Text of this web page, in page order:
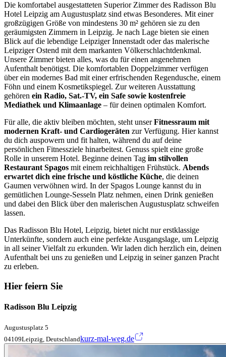
Die komfortabel ausgestatteten Superior Zimmer des Radisson Blu
Hotel Leipzig am Augustusplatz sind etwas Besonderes. Mit einer
großzügigen Größe von mindestens 30 m² gehören sie zu den
geräumigsten Zimmern in Leipzig. Je nach Lage bieten sie einen
Blick auf die lebendige Leipziger Innenstadt oder das malerische
Leipziger Ostend mit dem markanten Völkerschlachtdenkmal.
Unsere Zimmer bieten alles, was du für einen angenehmen
Aufenthalt benötigst. Die komfortablen Doppelzimmer verfügen
über ein modernes Bad mit einer erfrischenden Regendusche, einem
Föhn und einem Kosmetikspiegel. Zur weiteren Ausstattung
gehören ein Radio, Sat.-TV, ein Safe sowie kostenfreie
Mediathek und Klimaanlage – für deinen optimalen Komfort.
Für alle, die aktiv bleiben möchten, steht unserFitnessraum mit
modernen Kraft- und Cardiogeräten zur Verfügung. Hier kannst
du dich auspowern und fit halten, während du auf deine
persönlichen Fitnessziele hinarbeitest. Genuss spielt eine große
Rolle in unserem Hotel. Beginne deinen Tag im stilvollen
Restaurant Spagos mit einem reichhaltigen Frühstück. Abends
erwartet dich eine frische und köstliche Küche, die deinen
Gaumen verwöhnen wird. In der Spagos Lounge kannst du in
gemütlichen Lounge-Sesseln Platz nehmen, einen Drink genießen
und dabei den Blick über den malerischen Augustusplatz schweifen
lassen.
Das Radisson Blu Hotel, Leipzig, bietet nicht nur erstklassige
Unterkünfte, sondern auch eine perfekte Ausgangslage, um Leipzig
in all seiner Vielfalt zu erkunden. Wir laden dich herzlich ein, deinen
Aufenthalt bei uns zu genießen und Leipzig in seiner ganzen Pracht
zu erleben.
Hier feiern Sie
Radisson Blu Leipzig
Augustusplatz 5
04109Leipzig, Deutschlandkurz-mal-weg.de